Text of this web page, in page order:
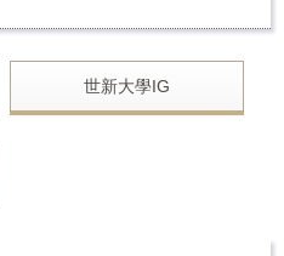
世新大學IG